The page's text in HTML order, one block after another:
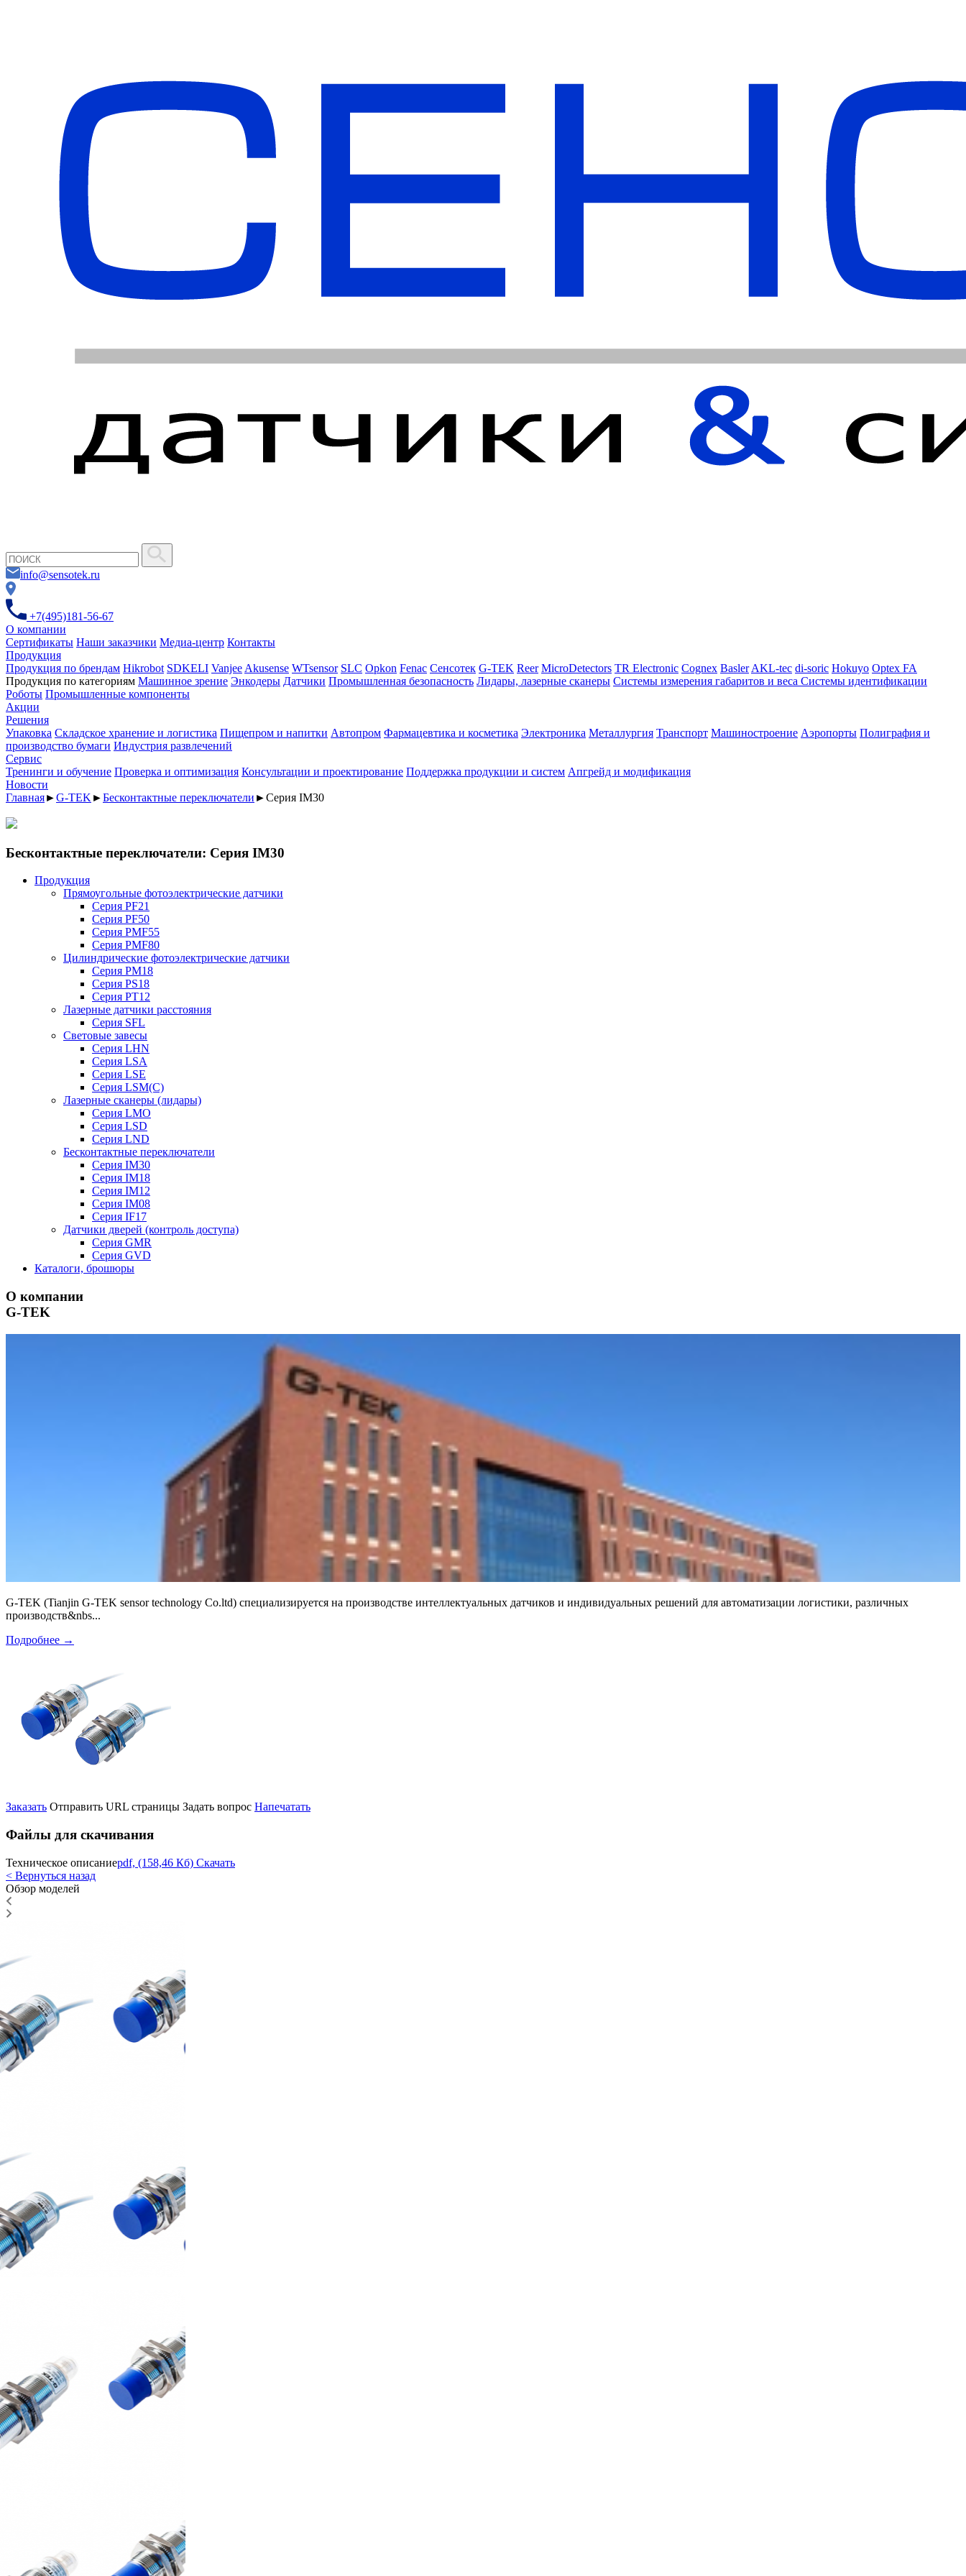
info@sensotek.ru
+7(495)181-56-67
О компании
Сертификаты Наши заказчики Медиа-центр Контакты
Продукция
Продукция по брендам Hikrobot SDKELI Vanjee Akusense WTsensor SLC Opkon Fenac Сенсотек G-TEK Reer MicroDetectors TR Electronic Cognex Basler AKL-tec di-soric Hokuyo Optex FA
Продукция по категориям Машинное зрение Энкодеры Датчики Промышленная безопасность Лидары, лазерные сканеры Системы измерения габаритов и веса Системы идентификации
Роботы Промышленные компоненты
Акции
Решения
Упаковка Складское хранение и логистика Пищепром и напитки Автопром Фармацевтика и косметика Электроника Металлургия Транспорт Машиностроение Аэропорты Полиграфия и
производство бумаги Индустрия развлечений
Сервис
Тренинги и обучение Проверка и оптимизация Консультации и проектирование Поддержка продукции и систем Апгрейд и модификация
Новости
Главная►G-TEK ►Бесконтактные переключатели ►Серия IM30
Бесконтактные переключатели: Серия IM30
Продукция
Прямоугольные фотоэлектрические датчики
Серия PF21
Серия PF50
Серия PMF55
Серия PMF80
Цилиндрические фотоэлектрические датчики
Серия PM18
Серия PS18
Серия PT12
Лазерные датчики расстояния
Серия SFL
Световые завесы
Cерия LHN
Серия LSA
Серия LSE
Серия LSM(C)
Лазерные сканеры (лидары)
Серия LMO
Серия LSD
Серия LND
Бесконтактные переключатели
Серия IM30
Серия IM18
Серия IM12
Серия IM08
Серия IF17
Датчики дверей (контроль доступа)
Серия GMR
Серия GVD
Каталоги, брошюры
О компании
G-TEK
G-TEK (Tianjin G-TEK sensor technology Сo.ltd) специализируется на производстве интеллектуальных датчиков и индивидуальных решений для автоматизации логистики, различных
производств&nbs...
Подробнее →
Заказать Отправить URL страницы Задать вопрос Напечатать
Файлы для скачивания
Техническое описаниеpdf, (158,46 Кб) Скачать
< Вернуться назад
Обзор моделей